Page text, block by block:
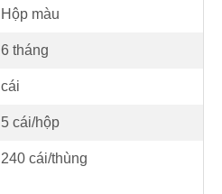
Hộp màu
6 tháng
cái
5 cái/hộp
240 cái/thùng